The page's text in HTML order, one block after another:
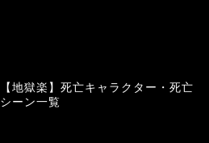
【地獄楽】死亡キャラクター・死亡
シーン一覧